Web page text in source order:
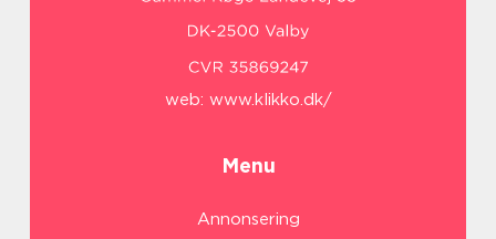
web: www.klikko.dk/
Menu
Annonsering